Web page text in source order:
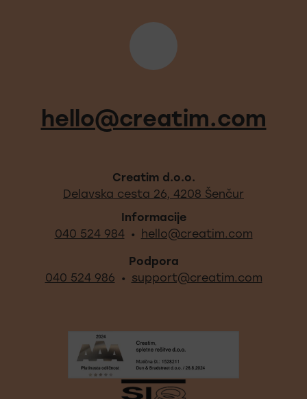
Noga strani - hitre
hello@creatim.com
Creatim d.o.o.
Delavska cesta 26, 4208 Šenčur
Informacije
040 524 984
• hello@creatim.com
Podpora
040 524 986
• support@creatim.com